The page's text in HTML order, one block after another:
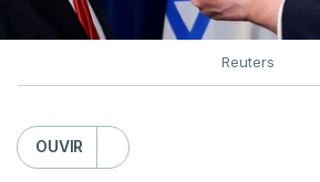
Reuters
OUVIR